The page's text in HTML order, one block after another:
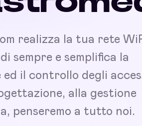
realizza la tua rete
sempre e semplifica la
ed il controllo degli
alla gestione
penseremo a tutto noi.